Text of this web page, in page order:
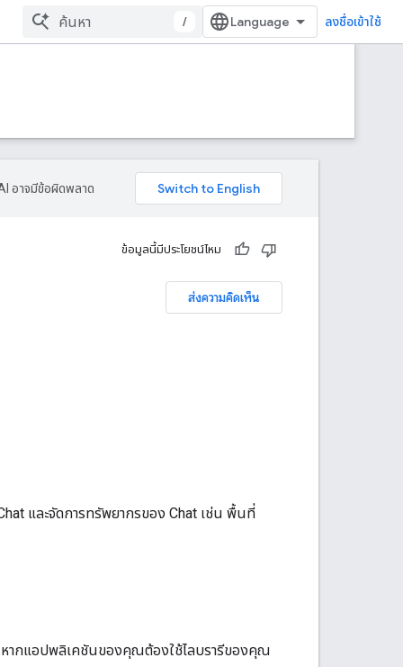
/ ลงชื่อเข้าใช้
อาจมีข้อผิดพลาด
ข้อมูลนี้มีประโยชน์ไหม
ส่งความคิดเห็น
และจัดการทรัพยากรของ Chat เช่น พื้นที่
หากแอปพลิเคชันของคุณต้องใช้ไลบรารีของคุณ